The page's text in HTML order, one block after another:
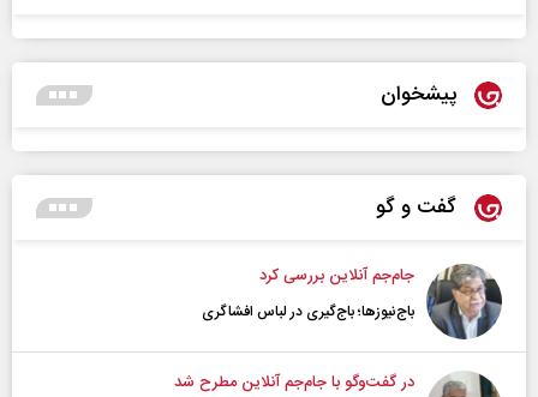
پیشخوان
گفت و گو
جام‌جم آنلاین بررسی کرد
باج‌نیوزها؛ باج‌گیری در لباس افشاگری
در گفت‌و‌گو با جام‌جم آنلاین مطرح شد